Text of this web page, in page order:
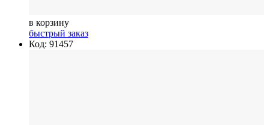
в корзину
быстрый заказ
Код: 91457